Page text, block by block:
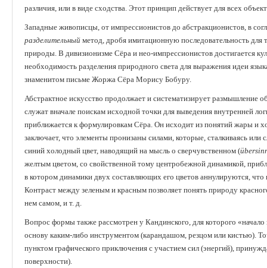
различия, или в виде сходства. Этот принцип действует для всех
Западные живописцы, от импрессионистов до абстракционистов, в
разделительный метод, дробя имитационную последовательность
природы. В дивизионизме Сёра и нео-импрессионистов достигается
необходимость разделения природного света для выражения идеи
знаменитом письме Жоржа Сёра Морису Бобуру.
Абстрактное искусство продолжает и систематизирует размышление
служат вначале поискам исходной точки для выведения внутренней
приближается к формулировкам Сёра. Он исходит из понятий жары и
заключает, что элементы пронизаны силами, которые, сталкиваясь или
синий холодный цвет, наводящий на мысль о сверчувственном (ü
желтым цветом, со свойственной тому центробежной динамикой,
в котором динамики двух составляющих его цветов аннулируются, что
Контраст между зеленым и красным позволяет понять природу
нем самом, и т. д.
Вопрос формы также рассмотрен у Кандинского, для которого
основу каким-либо инструментом (карандашом, резцом или кистью).
пунктом графического приключения с участием сил (энергий),
поверхности).